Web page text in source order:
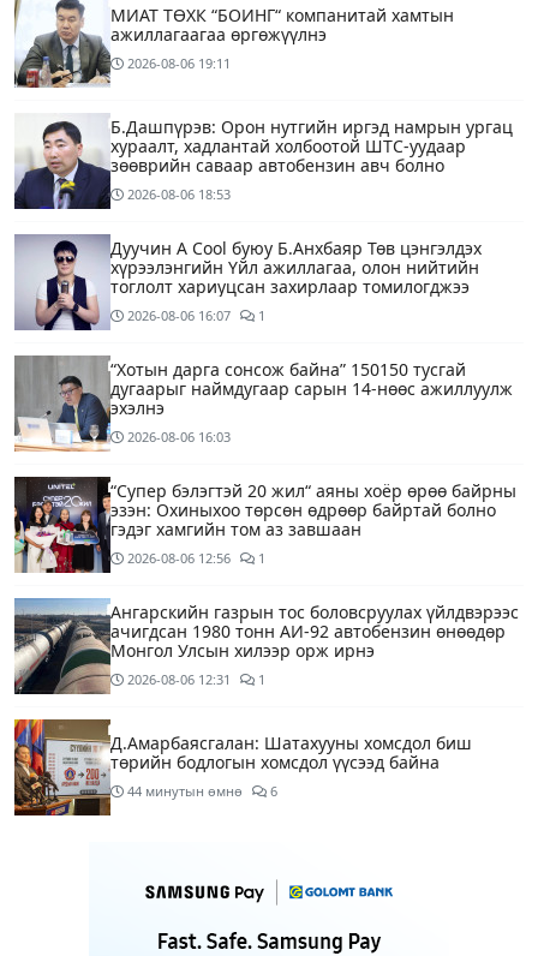
МИАТ ТӨХК “БОИНГ“ компанитай хамтын
ажиллагаагаа өргөжүүлнэ
2026-08-06 19:11
Б.Дашпүрэв: Орон нутгийн иргэд намрын ургац
хураалт, хадлантай холбоотой ШТС-уудаар
зөөврийн саваар автобензин авч болно
2026-08-06 18:53
Дуучин A Cool буюу Б.Анхбаяр Төв цэнгэлдэх
хүрээлэнгийн Үйл ажиллагаа, олон нийтийн
тоглолт хариуцсан захирлаар томилогджээ
2026-08-06 16:07 1
“Хотын дарга сонсож байна” 150150 тусгай
дугаарыг наймдугаар сарын 14-нөөс ажиллуулж
эхэлнэ
2026-08-06 16:03
“Супер бэлэгтэй 20 жил“ аяны хоёр өрөө байрны
эзэн: Охиныхоо төрсөн өдрөөр байртай болно
гэдэг хамгийн том аз завшаан
2026-08-06 12:56 1
Ангарскийн газрын тос боловсруулах үйлдвэрээс
ачигдсан 1980 тонн АИ-92 автобензин өнөөдөр
Монгол Улсын хилээр орж ирнэ
2026-08-06 12:31 1
Д.Амарбаясгалан: Шатахууны хомсдол биш
төрийн бодлогын хомсдол үүсээд байна
44 минутын өмнө 6
23:00 цагаас түр хааж, борооны ус зайлуулах
шугамын хөндлөн сэтэлгээ хийнэ